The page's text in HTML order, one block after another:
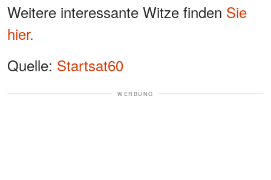
Weitere interessante Witze finden Sie
hier.
Quelle: Startsat60
WERBUNG